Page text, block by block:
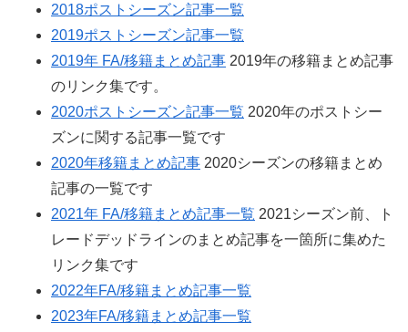
2018ポストシーズン記事一覧
2019ポストシーズン記事一覧
2019年 FA/移籍まとめ記事 2019年の移籍まとめ記事
のリンク集です。
2020ポストシーズン記事一覧 2020年のポストシー
ズンに関する記事一覧です
2020年移籍まとめ記事 2020シーズンの移籍まとめ
記事の一覧です
2021年 FA/移籍まとめ記事一覧 2021シーズン前、ト
レードデッドラインのまとめ記事を一箇所に集めた
リンク集です
2022年FA/移籍まとめ記事一覧
2023年FA/移籍まとめ記事一覧